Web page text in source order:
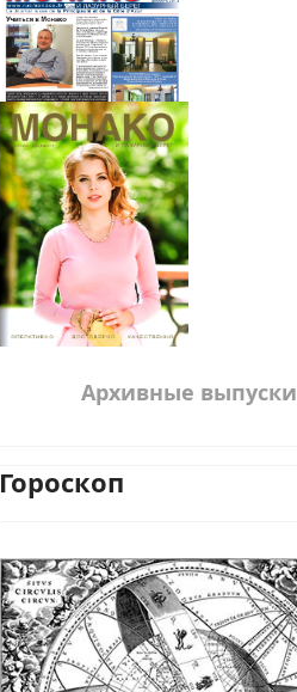
Архивные выпуски
Гороскоп